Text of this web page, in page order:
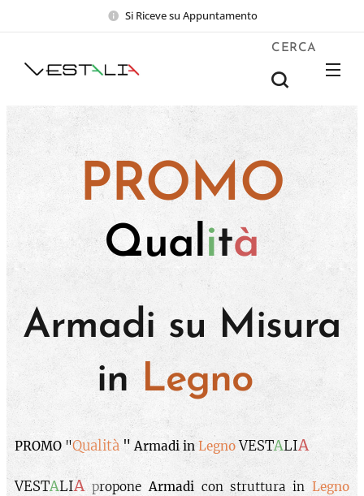
Si Riceve su Appuntamento
CERCA
PROMO
Qualità
Armadi su Misura
inLegno
PROMO "Qualità " Armadi in Legno VESTALIA
VESTALIAproponeArmadicon struttura inLegno